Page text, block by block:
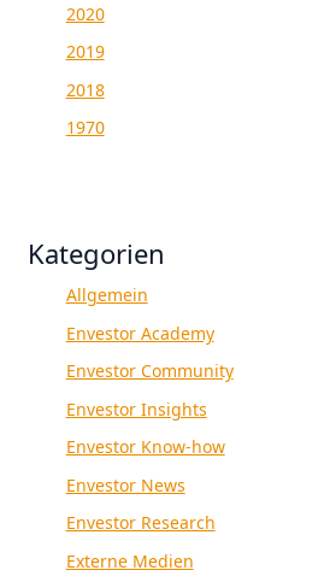
2020
2019
2018
1970
Kategorien
Allgemein
Envestor Academy
Envestor Community
Envestor Insights
Envestor Know-how
Envestor News
Envestor Research
Externe Medien